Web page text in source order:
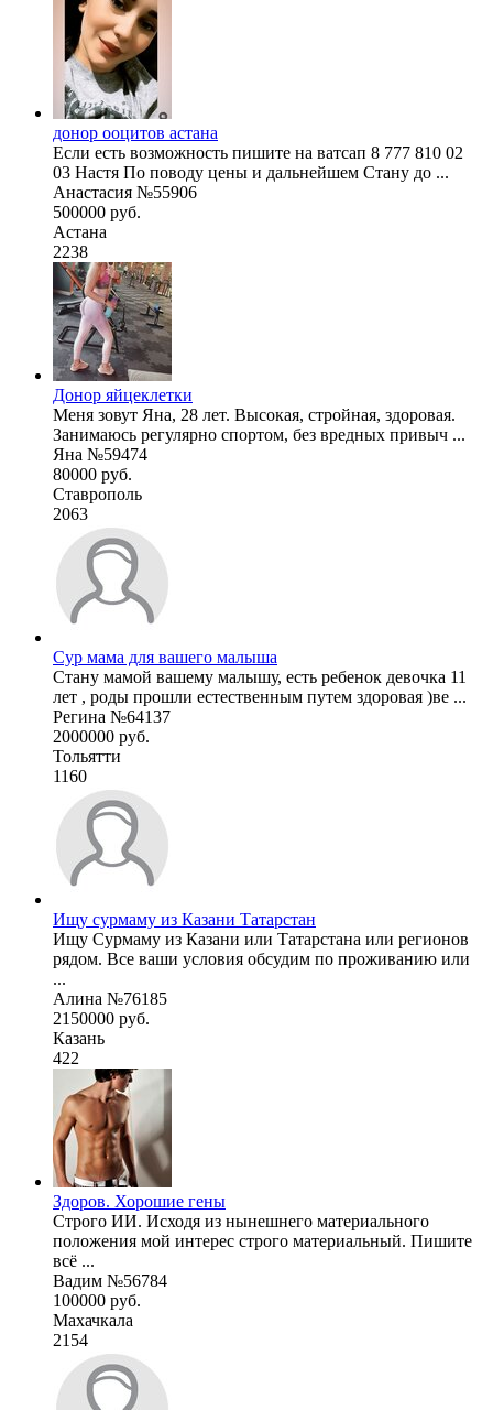
донор ооцитов астана
Если есть возможность пишите на ватсап 8 777 810 02
03 Настя По поводу цены и дальнейшем Стану до ...
Анастасия №55906
500000 руб.
Астана
2238
Донор яйцеклетки
Меня зовут Яна, 28 лет. Высокая, стройная, здоровая.
Занимаюсь регулярно спортом, без вредных привыч ...
Яна №59474
80000 руб.
Ставрополь
2063
Сур мама для вашего малыша
Стану мамой вашему малышу, есть ребенок девочка 11
лет , роды прошли естественным путем здоровая )ве ...
Регина №64137
2000000 руб.
Тольятти
1160
Ищу сурмаму из Казани Татарстан
Ищу Сурмаму из Казани или Татарстана или регионов
рядом. Все ваши условия обсудим по проживанию или
...
Алина №76185
2150000 руб.
Казань
422
Здоров. Хорошие гены
Строго ИИ. Исходя из нынешнего материального
положения мой интерес строго материальный. Пишите
всё ...
Вадим №56784
100000 руб.
Махачкала
2154